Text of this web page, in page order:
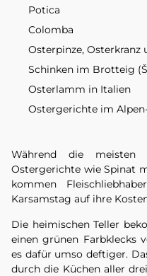
Potica
Colomba
Osterpinze, Osterkranz
Schinken im Brotteig
Osterlamm in Italien
Ostergerichte im
Während die meisten
Ostergerichte wie Spinat
kommen
Karsamstag auf ihre
Die heimischen Teller
einen grünen Farbklecks
es dafür umso deftiger.
durch die Küchen aller